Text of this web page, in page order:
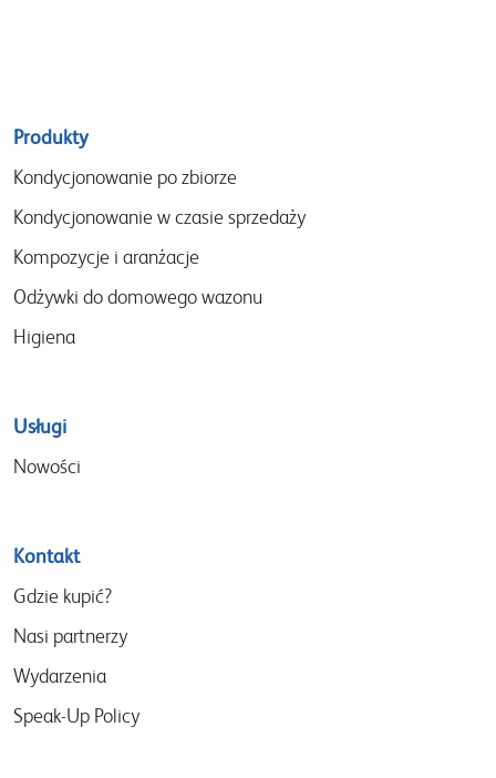
Sitemap
menu
Produkty
Kondycjonowanie po zbiorze
Kondycjonowanie w czasie sprzedaży
Kompozycje i aranżacje
Odżywki do domowego wazonu
Higiena
Usługi
Nowości
Kontakt
Gdzie kupić?
Nasi partnerzy
Wydarzenia
Speak-Up Policy